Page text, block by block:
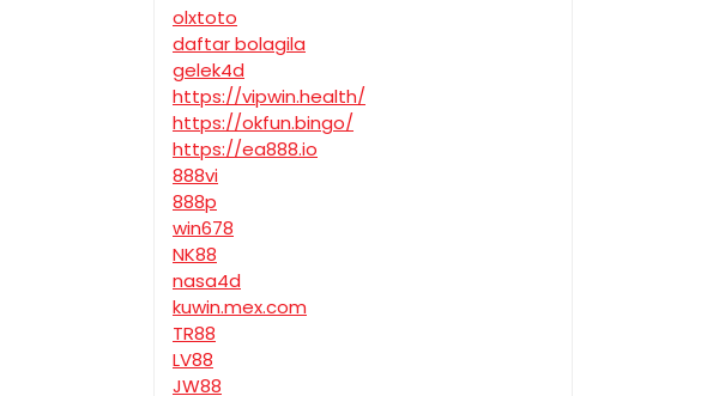
olxtoto
daftar bolagila
gelek4d
https://vipwin.health/
https://okfun.bingo/
https://ea888.io
888vi
888p
win678
NK88
nasa4d
kuwin.mex.com
TR88
LV88
JW88